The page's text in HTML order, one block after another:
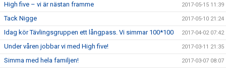
High five – vi är nästan framme 2017-05-15 11:39
Tack Nigge 2017-05-10 21:24
Idag kör Tävlingsgruppen ett långpass. Vi simmar 100*100 2017-04-02 07:42
Under våren jobbar vi med High five! 2017-03-11 21:35
Simma med hela familjen! 2017-03-07 08:07